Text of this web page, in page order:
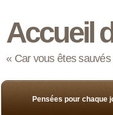
Accueil
« Car vous êtes
Pensées pour chaque